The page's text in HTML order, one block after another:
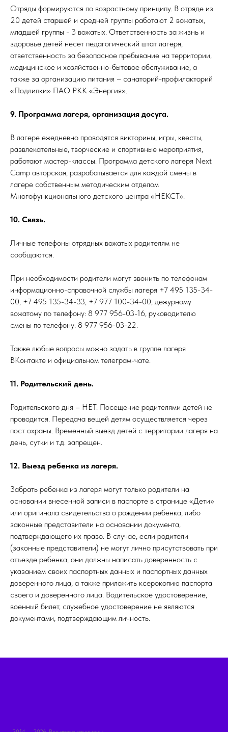
Отряды формируются по возрастному принципу. В отряде из
20 детей старшей и средней группы работают 2 вожатых,
младшей группы - 3 вожатых. Ответственность за жизнь и
здоровье детей несет педагогический штат лагеря,
ответственность за безопасное пребывание на территории,
медицинское и хозяйственно-бытовое обслуживание, а
также за организацию питания – санаторий-профилакторий
«Подлипки» ПАО РКК «Энергия».
9. Программа лагеря, организация досуга.
В лагере ежедневно проводятся викторины, игры, квесты,
развлекательные, творческие и спортивные мероприятия,
работают мастер-классы. Программа детского лагеря Next
Camp авторская, разрабатывается для каждой смены в
лагере собственным методическим отделом
Многофункционального детского центра «НЕКСТ».
10. Связь.
Личные телефоны отрядных вожатых родителям не
сообщаются.
При необходимости родители могут звонить по телефонам
информационно-справочной службы лагеря +7 495 135-34-
00, +7 495 135-34-33, +7 977 100-34-00, дежурному
вожатому по телефону: 8 977 956-03-16, руководителю
смены по телефону: 8 977 956-03-22.
Также любые вопросы можно задать в группе лагеря
ВКонтакте и официальном телеграм-чате.
11. Родительский день.
Родительского дня – НЕТ. Посещение родителями детей не
проводится. Передача вещей детям осуществляется через
пост охраны. Временный выезд детей с территории лагеря на
день, сутки и т.д. запрещен.
12. Выезд ребенка из лагеря.
Забрать ребенка из лагеря могут только родители на
основании внесенной записи в паспорте в странице «Дети»
или оригинала свидетельства о рождении ребенка, либо
законные представители на основании документа,
подтверждающего их право. В случае, если родители
(законные представители) не могут лично присутствовать при
отъезде ребенка, они должны написать доверенность с
указанием своих паспортных данных и паспортных данных
доверенного лица, а также приложить ксерокопию паспорта
своего и доверенного лица. Водительское удостоверение,
военный билет, служебное удостоверение не являются
документами, подтверждающим личность.